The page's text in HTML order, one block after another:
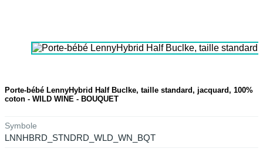
Porte-bébé LennyHybrid Half Buclke, taille standard, jacquard, 100%
coton - WILD WINE - BOUQUET
Symbole
LNNHBRD_STNDRD_WLD_WN_BQT